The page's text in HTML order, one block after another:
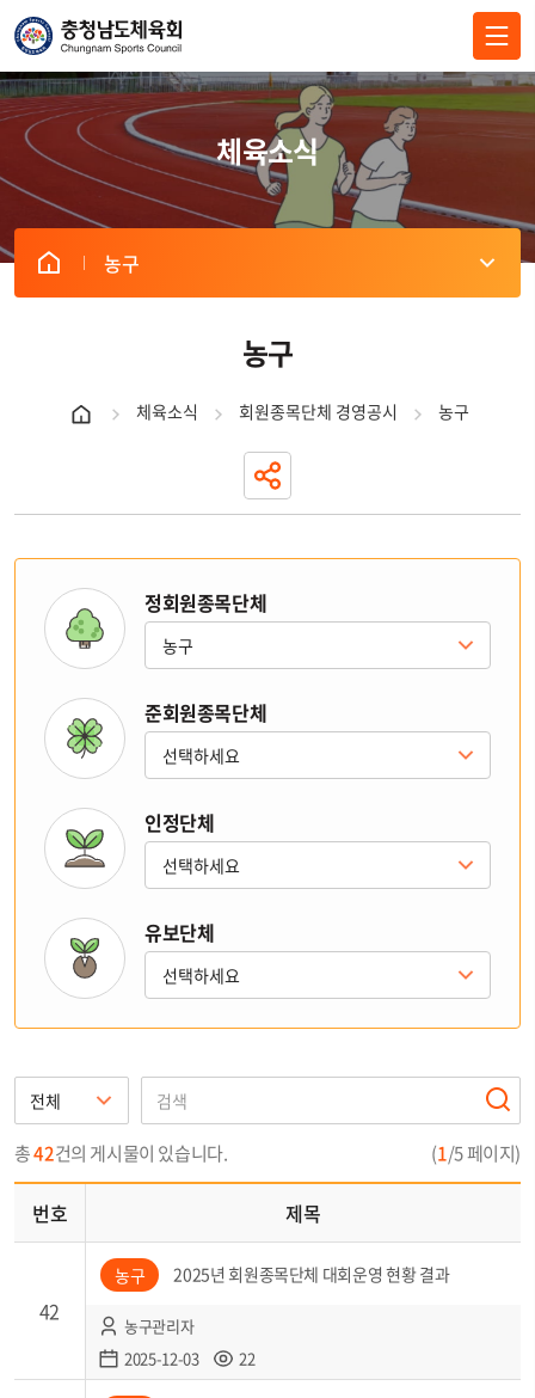
전체메뉴 닫기
체육소식
농구
농구
체육소식 회원종목단체 경영공시 농구
정회원종목단체
준회원종목단체
인정단체
유보단체
총42건의 게시물이 있습니다. (1/5 페이지)
번호 제목
42
농구 2025년 회원종목단체 대회운영 현황 결과
농구관리자
2025-12-03
22